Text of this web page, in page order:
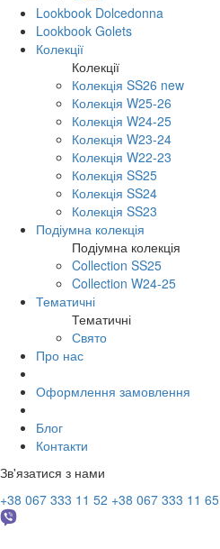
Lookbook Dolcedonna
Lookbook Golets
Колекції
Колекції
Колекція SS26 new
Колекція W25-26
Колекція W24-25
Колекція W23-24
Колекція W22-23
Колекція SS25
Колекція SS24
Колекція SS23
Подіумна колекція
Подіумна колекція
Collection SS25
Collection W24-25
Тематичні
Тематичні
Свято
Про нас
Оформлення замовлення
Блог
Контакти
Зв'язатися з нами
+38 067 333 11 52 +38 067 333 11 65